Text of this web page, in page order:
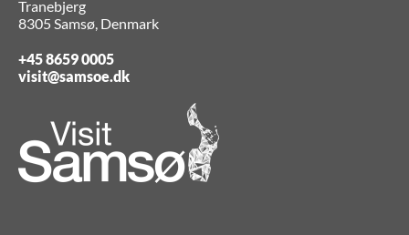
Tranebjerg
8305 Samsø, Denmark
+45 8659 0005
visit@samsoe.dk